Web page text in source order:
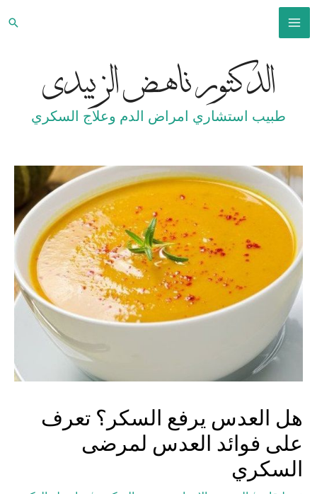
تخطي
MAIN
MENU
الدكتور ناهض الزبيدي
طبيب استشاري امراض الدم وعلاج السكري
هل العدس يرفع السكر؟ تعرف
على فوائد العدس لمرضى
السكري